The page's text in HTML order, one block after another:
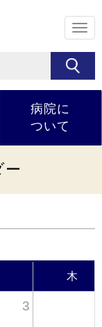
メ
ニ
ュ
病院に
ついて
ー
木
3